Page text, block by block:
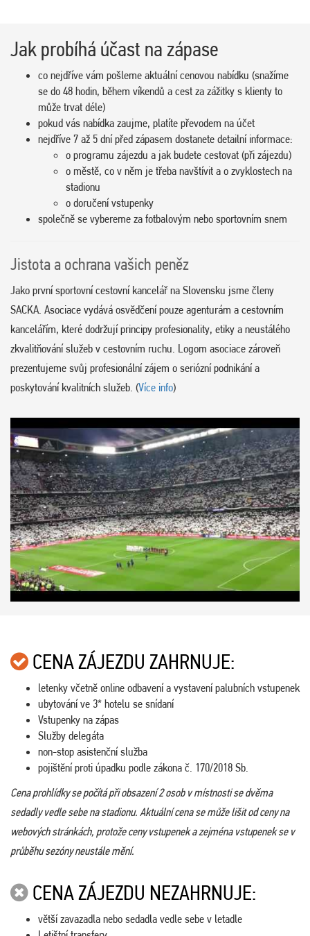
Jak probíhá účast na zápase
co nejdříve vám pošleme aktuální cenovou nabídku (snažíme
se do 48 hodin, během víkendů a cest za zážitky s klienty to
může trvat déle)
pokud vás nabídka zaujme, platíte převodem na účet
nejdříve 7 až 5 dní před zápasem dostanete detailní informace:
o programu zájezdu a jak budete cestovat (při zájezdu)
o městě, co v něm je třeba navštívit a o zvyklostech na
stadionu
o doručení vstupenky
společně se vybereme za fotbalovým nebo sportovním snem
Jistota a ochrana vašich peněz
Jako první sportovní cestovní kancelář na Slovensku jsme členy
SACKA. Asociace vydává osvědčení pouze agenturám a cestovním
kancelářím, které dodržují principy profesionality, etiky a neustálého
zkvalitňování služeb v cestovním ruchu. Logom asociace zároveň
prezentujeme svůj profesionální zájem o seriózní podnikání a
poskytování kvalitních služeb. (Více info)
CENA ZÁJEZDU ZAHRNUJE:
letenky včetně online odbavení a vystavení palubních vstupenek
ubytování ve 3* hotelu se snídaní
Vstupenky na zápas
Služby delegáta
non-stop asistenční služba
pojištění proti úpadku podle zákona č. 170/2018 Sb.
Cena prohlídky se počítá při obsazení 2 osob v místnosti se dvěma
sedadly vedle sebe na stadionu. Aktuální cena se může lišit od ceny na
webových stránkách, protože ceny vstupenek a zejména vstupenek se v
průběhu sezóny neustále mění.
CENA ZÁJEZDU NEZAHRNUJE:
větší zavazadla nebo sedadla vedle sebe v letadle